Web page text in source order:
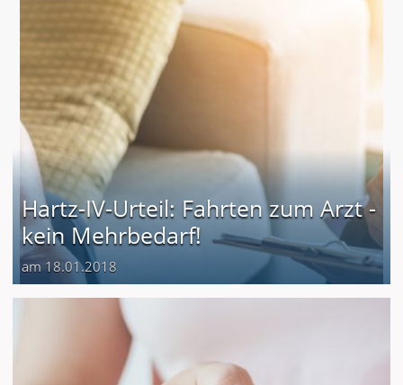
Hartz-IV-Urteil: Fahrten zum Arzt -
kein Mehrbedarf!
am 18.01.2018